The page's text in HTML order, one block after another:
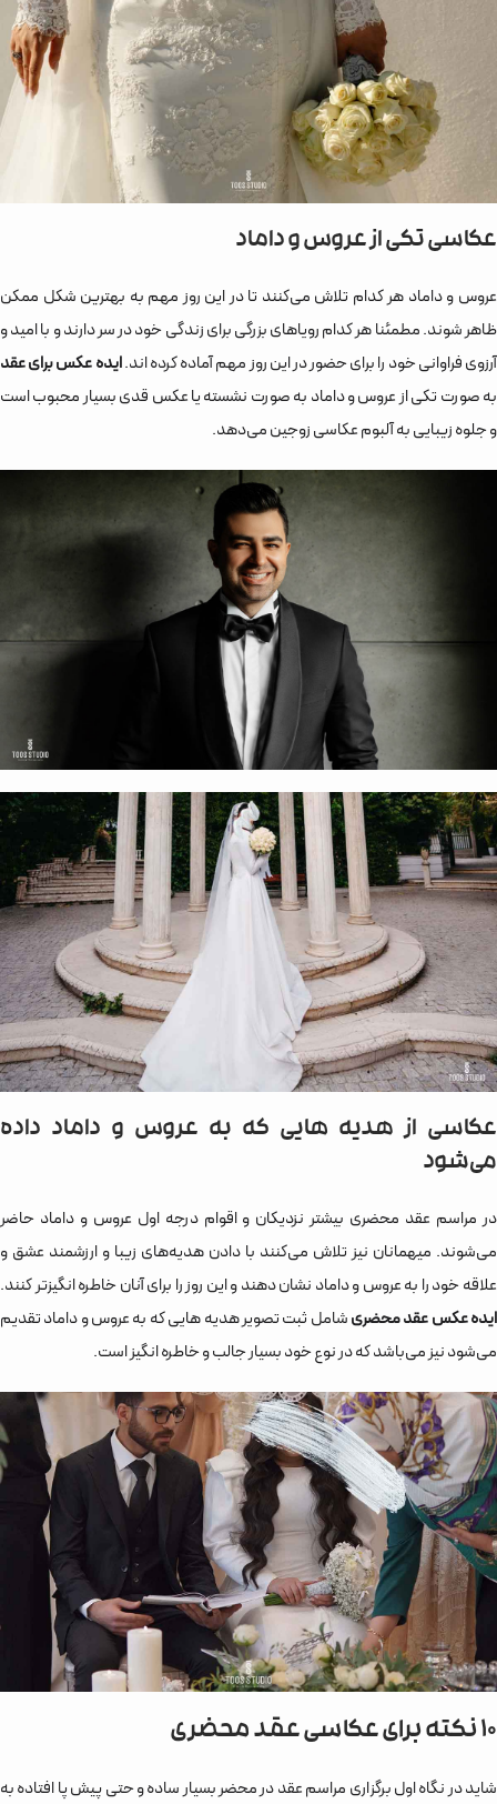
عکاسی تکی از عروس و داماد
عروس و داماد هر کدام تلاش می‌کنند تا در این روز مهم به بهترین شکل ممکن
ظاهر شوند. مطمئنا هر کدام رویاهای بزرگی برای زندگی خود در سر دارند و با امید و
آرزوی فراوانی خود را برای حضور در این روز مهم آماده کرده اند.ایده عکس برای عقد
به صورت تکی از عروس و داماد به صورت نشسته یا عکس قدی بسیار محبوب است
و جلوه زیبایی به آلبوم عکاسی زوجین می‌دهد.
عکاسی از هدیه هایی که به عروس و داماد داده
می‌شود
در مراسم عقد محضری بیشتر نزدیکان و اقوام درجه اول عروس و داماد حاضر
می‌شوند. میهمانان نیز تلاش می‌کنند با دادن هدیه‌های زیبا و ارزشمند عشق و
علاقه خود را به عروس و داماد نشان دهند و این روز را برای آنان خاطره انگیزتر کنند.
ایده عکس عقد محضریشامل ثبت تصویر هدیه هایی که به عروس و داماد تقدیم
می‌شود نیز می‌باشد که در نوع خود بسیار جالب و خاطره انگیز است.
10 نکته برای عکاسی عقد محضری
شاید در نگاه اول برگزاری مراسم عقد در محضر بسیار ساده و حتی پیش پا افتاده به